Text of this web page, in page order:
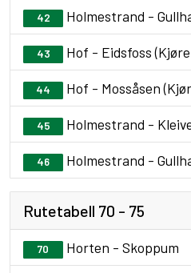
42 Holmestrand -
43 Hof - Eidsfoss
44 Hof - Mossåsen
45 Holmestrand -
46 Holmestrand -
Rutetabell 70 - 75
70 Horten - Skoppum